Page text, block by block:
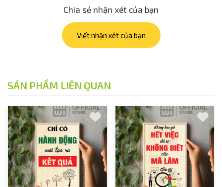
Chia sẻ nhận xét của bạn
Viết nhận xét của bạn
SẢN PHẨM LIÊN QUAN